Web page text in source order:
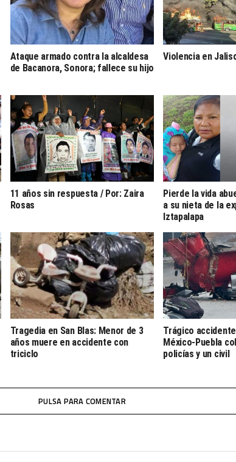
Ataque armado contra la alcaldesa
de Bacanora, Sonora; fallece su hijo
Violencia en
11 años sin respuesta / Por: Zaira
Rosas
Pierde la vida
a su nieta de la
Iztapalapa
Tragedia en San Blas: Menor de 3
años muere en accidente con
triciclo
Trágico
México-Puebla
policías y un civil
PULSA PARA COMENTAR